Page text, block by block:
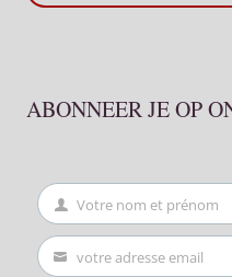
ABONNEER JE OP
First
Name
Votre nom et prénom
Your votre adresse email